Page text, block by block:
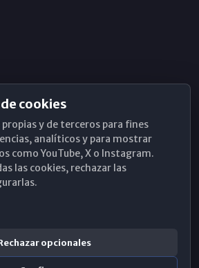
cookies
y de terceros para fines
analíticos y para mostrar
como YouTube, X o Instagram.
las cookies, rechazar las
opcionales